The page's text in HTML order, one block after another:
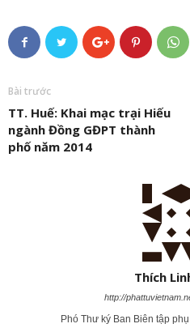
Bài trước
TT. Huế: Khai mạc trại Hiếu
ngành Đồng GĐPT thành
phố năm 2014
Thích
http://
Phó Thư ký Ban Biên tập